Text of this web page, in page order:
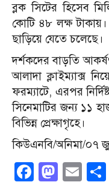
ব্লক সিটের হিসেব
কোটি ৪৮ লক্ষ
ছাড়িয়ে যেতে চলেছে।
দর্শকদের বাড়তি
আলাদা ক্লাইম্যাক্স
ফরম্যাটে, এরপর
সিনেমাটির জন্য ১১
বিভিন্ন প্রেক্ষাগৃহে।
কিউএনবি/অনিমা/০৭
Facebook